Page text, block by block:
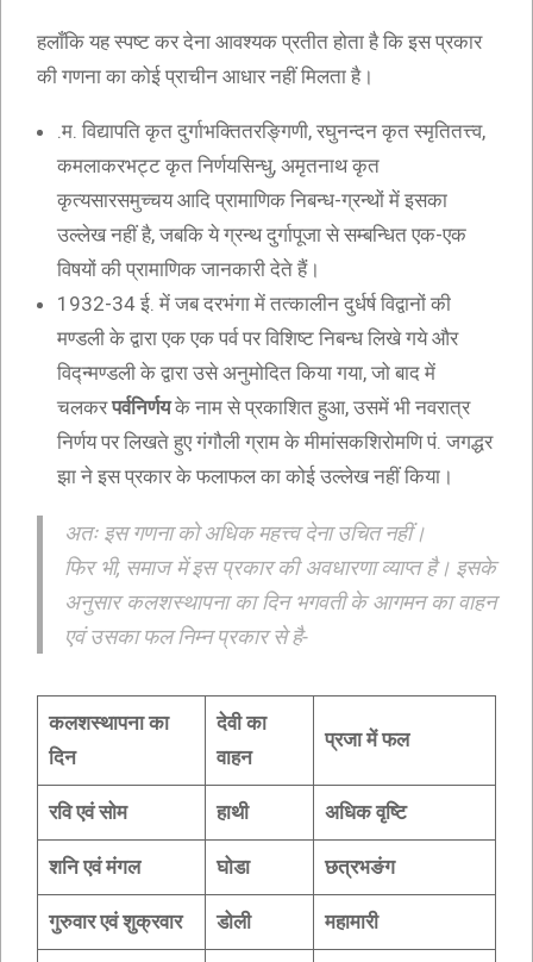
हलाँकि यह स्पष्ट कर देना आवश्यक प्रतीत होता है कि इस प्रकार
की गणना का कोई प्राचीन आधार नहीं मिलता है।
.म. विद्यापति कृत दुर्गाभक्तितरङ्गिणी, रघुनन्दन कृत स्मृतितत्त्व,
कमलाकरभट्ट कृत निर्णयसिन्धु, अमृतनाथ कृत
कृत्यसारसमुच्चय आदि प्रामाणिक निबन्ध-ग्रन्थों में इसका
उल्लेख नहीं है, जबकि ये ग्रन्थ दुर्गापूजा से सम्बन्धित एक-एक
विषयों की प्रामाणिक जानकारी देते हैं।
1932-34 ई. में जब दरभंगा में तत्कालीन दुर्धर्ष विद्वानों की
मण्डली के द्वारा एक एक पर्व पर विशिष्ट निबन्ध लिखे गये और
विद्न्मण्डली के द्वारा उसे अनुमोदित किया गया, जो बाद में
चलकरपर्वनिर्णयके नाम से प्रकाशित हुआ, उसमें भी नवरात्र
निर्णय पर लिखते हुए गंगौली ग्राम के मीमांसकशिरोमणि पं. जगद्धर
झा ने इस प्रकार के फलाफल का कोई उल्लेख नहीं किया।
अतः इस गणना को अधिक महत्त्व देना उचित नहीं।
फिर भी, समाज में इस प्रकार की अवधारणा व्याप्त है। इसके
अनुसार कलशस्थापना का दिन भगवती के आगमन का वाहन
एवं उसका फल निम्न प्रकार से है-
कलशस्थापना का
दिन
देवी का
वाहन
प्रजा में फल
रवि एवं सोम हाथी अधिक वृष्टि
शनि एवं मंगल घोडा छत्रभङंग
गुरुवार एवं शुक्रवार डोली महामारी